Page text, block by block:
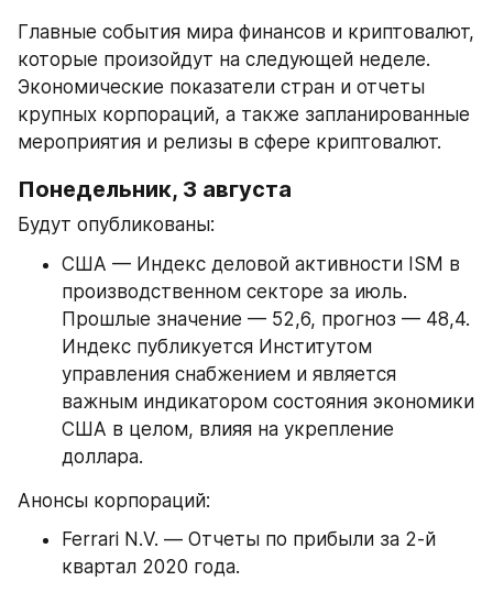
Главные события мира финансов и криптовалют,
которые произойдут на следующей неделе.
Экономические показатели стран и отчеты
крупных корпораций, а также запланированные
мероприятия и релизы в сфере криптовалют.
Понедельник, 3 августа
Будут опубликованы:
США — Индекс деловой активности ISM в
производственном секторе за июль.
Прошлые значение — 52,6, прогноз — 48,4.
Индекс публикуется Институтом
управления снабжением и является
важным индикатором состояния экономики
США в целом, влияя на укрепление
доллара.
Анонсы корпораций:
Ferrari N.V. — Отчеты по прибыли за 2-й
квартал 2020 года.